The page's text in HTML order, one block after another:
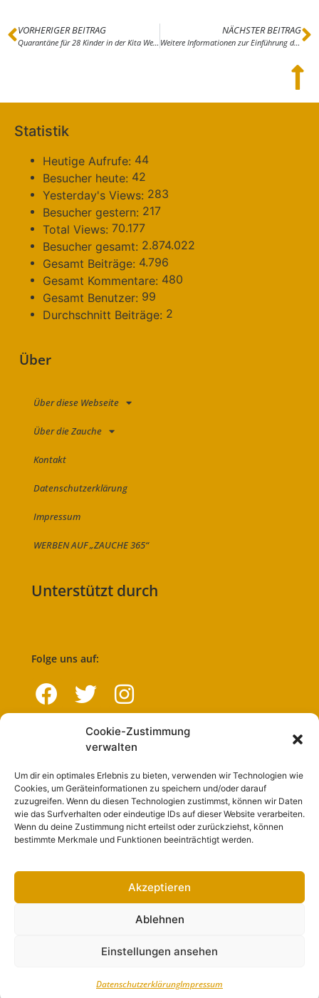
Cookie-Zustimmung
verwalten
Um dir ein optimales Erlebnis zu bieten, verwenden wir Technologien wie
Cookies, um Geräteinformationen zu speichern und/oder darauf
zuzugreifen. Wenn du diesen Technologien zustimmst, können wir Daten
wie das Surfverhalten oder eindeutige IDs auf dieser Website verarbeiten.
Wenn du deine Zustimmung nicht erteilst oder zurückziehst, können
bestimmte Merkmale und Funktionen beeinträchtigt werden.
Akzeptieren
Ablehnen
Einstellungen ansehen
DatenschutzerklärungImpressum
VORHERIGER BEITRAG
Quarantäne für 28 Kinder in der Kita Werderaner Früchtchen
NÄCHSTER BEITRAG
Weitere Informationen zur Einführung der Gelben Tonne im Landkreis Potsdam-Mittelmark
Statistik
Heutige Aufrufe: 44
Besucher heute: 42
Yesterday's Views: 283
Besucher gestern: 217
Total Views: 70.177
Besucher gesamt: 2.874.022
Gesamt Beiträge: 4.796
Gesamt Kommentare: 480
Gesamt Benutzer: 99
Durchschnitt Beiträge: 2
Über
Über diese Webseite
Über die Zauche
Kontakt
Datenschutzerklärung
Impressum
WERBEN AUF „ZAUCHE 365“
Unterstützt durch
Folge uns auf:
Navigation
Start
Nutzungsbedingungen
Abo
Kontakt